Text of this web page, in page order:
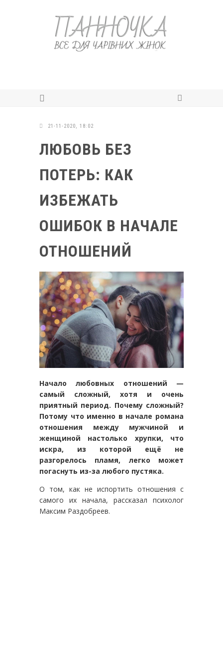
21-11-2020, 18:02
ЛЮБОВЬ БЕЗ
ПОТЕРЬ: КАК
ИЗБЕЖАТЬ
ОШИБОК В НАЧАЛЕ
ОТНОШЕНИЙ
Начало любовных отношений —
самый сложный, хотя и очень
приятный период. Почему сложный?
Потому что именно в начале романа
отношения между мужчиной и
женщиной настолько хрупки, что
искра, из которой ещё не
разгорелось пламя, легко может
погаснуть из-за любого пустяка.
О том, как не испортить отношения с
самого их начала, рассказал психолог
Максим Раздобреев.